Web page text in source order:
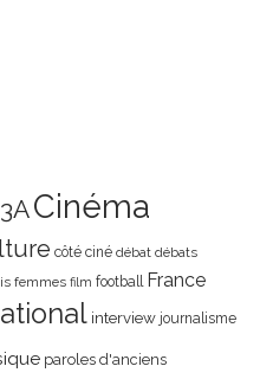
Cinéma
côté ciné débat débats
femmes film football France
interview journalisme
paroles d'anciens